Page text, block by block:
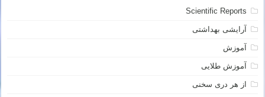
Scientific Reports
آرایشی بهداشتی
آموزش
آموزش طلایی
از هر دری سخنی